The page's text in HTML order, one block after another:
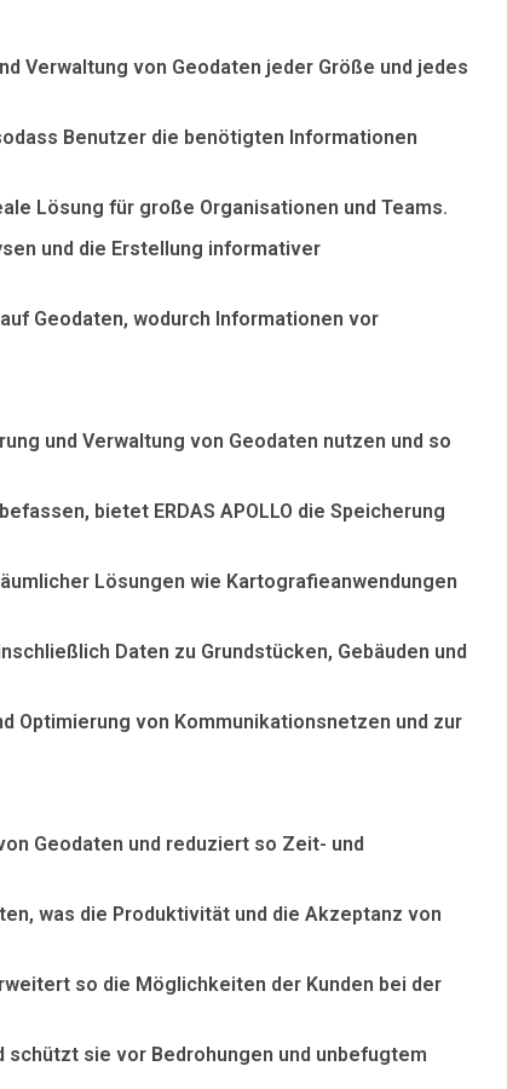
Verwaltung von Geodaten jeder Größe und jedes
Benutzer die benötigten Informationen
Lösung für große Organisationen und Teams.
und die Erstellung informativer
Geodaten, wodurch Informationen vor
und Verwaltung von Geodaten nutzen und so
bietet ERDAS APOLLO die Speicherung
Lösungen wie Kartografieanwendungen
Daten zu Grundstücken, Gebäuden und
Optimierung von Kommunikationsnetzen und zur
Geodaten und reduziert so Zeit- und
was die Produktivität und die Akzeptanz von
so die Möglichkeiten der Kunden bei der
sie vor Bedrohungen und unbefugtem